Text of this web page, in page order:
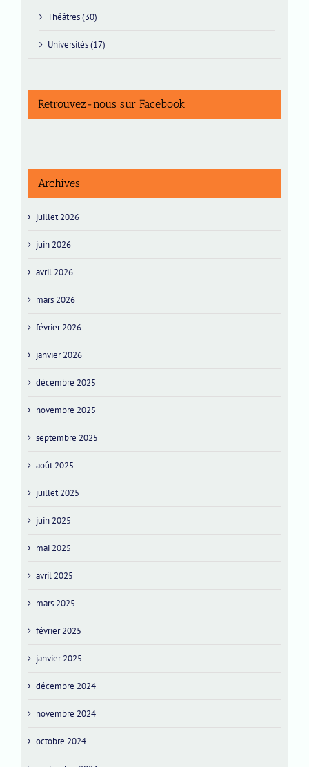
Théâtres (30)
Universités (17)
Retrouvez-nous sur Facebook
Archives
juillet 2026
juin 2026
avril 2026
mars 2026
février 2026
janvier 2026
décembre 2025
novembre 2025
septembre 2025
août 2025
juillet 2025
juin 2025
mai 2025
avril 2025
mars 2025
février 2025
janvier 2025
décembre 2024
novembre 2024
octobre 2024